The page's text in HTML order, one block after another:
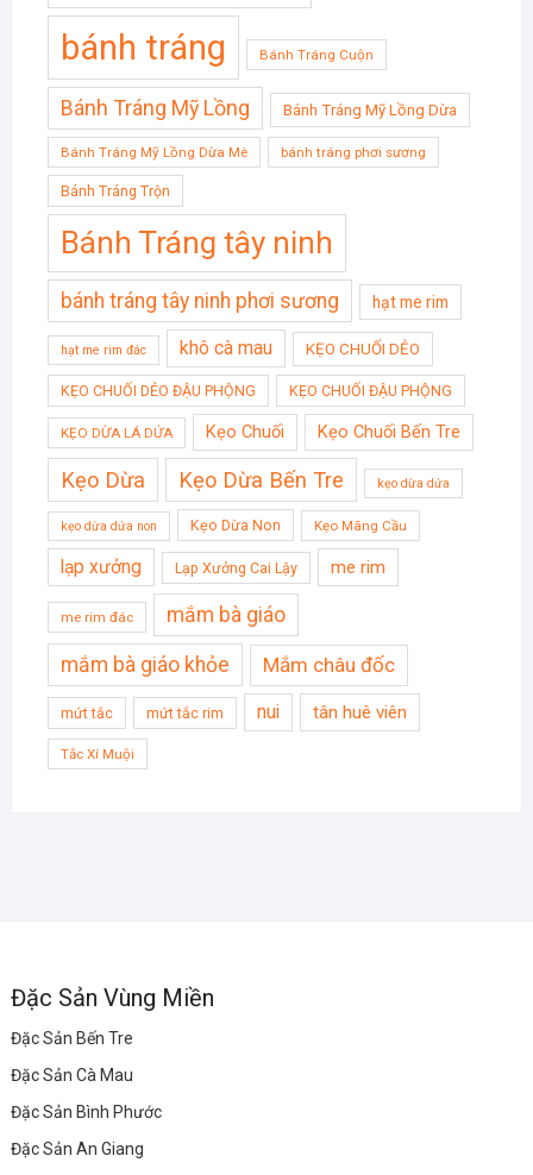
bánh tráng Bánh Tráng Cuộn
Bánh Tráng Mỹ Lồng Bánh Tráng Mỹ Lồng Dừa
Bánh Tráng Mỹ Lồng Dừa Mè bánh tráng phơi sương
Bánh Tráng Trộn
Bánh Tráng tây ninh
bánh tráng tây ninh phơi sương hạt me rim
hạt me rim đác khô cà mau KẸO CHUỐI DẺO
KẸO CHUỐI DẺO ĐẬU PHỘNG KẸO CHUỐI ĐẬU PHỘNG
KẸO DỪA LÁ DỨA Kẹo Chuối Kẹo Chuối Bến Tre
Kẹo Dừa Kẹo Dừa Bến Tre kẹo dừa dứa
kẹo dừa dứa non Kẹo Dừa Non Kẹo Mãng Cầu
lạp xưởng Lạp Xưởng Cai Lậy me rim
me rim đác mắm bà giáo
mắm bà giáo khỏe Mắm châu đốc
mứt tắc mứt tắc rim nui tân huê viên
Tắc Xí Muội
Đặc Sản Vùng Miền
Đặc Sản Bến Tre
Đặc Sản Cà Mau
Đặc Sản Bình Phước
Đặc Sản An Giang